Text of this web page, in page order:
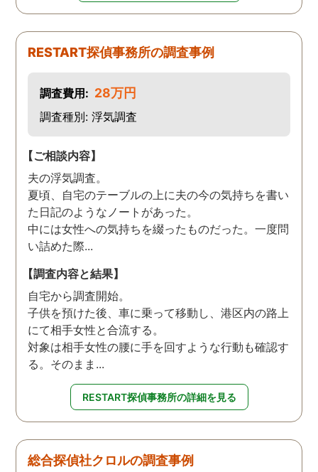
RESTART探偵事務所の調査事例
調査費用: 28万円
調査種別: 浮気調査
【ご相談内容】
夫の浮気調査。
夏頃、自宅のテーブルの上に夫の今の気持ちを書い
た日記のようなノートがあった。
中には女性への気持ちを綴ったものだった。一度問
い詰めた際...
【調査内容と結果】
自宅から調査開始。
子供を預けた後、車に乗って移動し、港区内の路上
にて相手女性と合流する。
対象は相手女性の腰に手を回すような行動も確認す
る。そのまま...
RESTART探偵事務所の詳細を見る
総合探偵社クロルの調査事例